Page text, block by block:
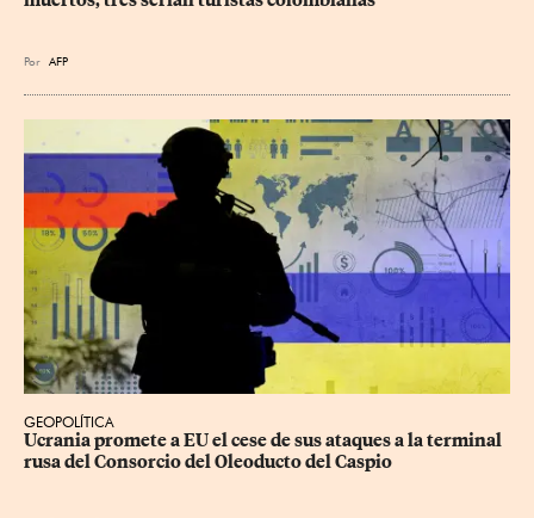
Por AFP
GEOPOLÍTICA
Ucrania promete a EU el cese de sus ataques a la terminal
rusa del Consorcio del Oleoducto del Caspio